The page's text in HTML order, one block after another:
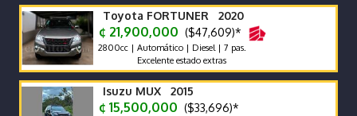
Toyota FORTUNER 2020
¢ 21,900,000 ($47,609)*
2800cc | Automático | Diesel | 7 pas.
Excelente estado extras
Isuzu MUX 2015
¢ 15,500,000 ($33,696)*